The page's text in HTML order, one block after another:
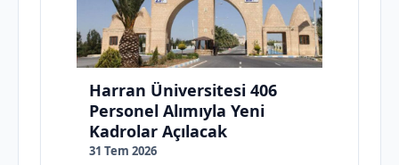
Harran Üniversitesi 406
Personel Alımıyla Yeni
Kadrolar Açılacak
31 Tem 2026